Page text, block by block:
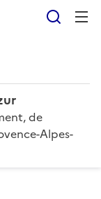
de
Alpes-